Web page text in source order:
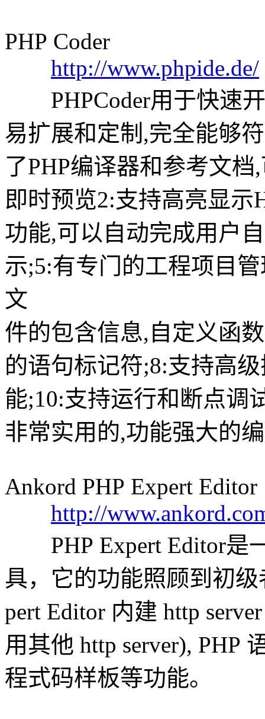
PHP Coder
http://www.phpide.de/
PHPCoder用于快速开
易扩展和定制,完全能够
了PHP编译器和参考文
即时预览2:支持高亮显
功能,可以自动完成用户
示;5:有专门的工程项目
文
件的包含信息,自定义函
的语句标记符;8:支持高
能;10:支持运行和断点调
非常实用的,功能强大的
Ankord PHP Expert Editor
http://
PHP Expert Editor是
具，它的功能照顾到初
pert Editor 内建 http
用其他 http server), PHP
程式码样板等功能。